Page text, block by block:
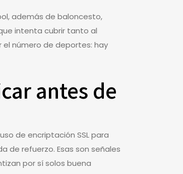
además de baloncesto,
intenta cubrir tanto al
número de deportes: hay
antes de
de encriptación SSL para
de refuerzo. Esas son señales
por sí solos buena